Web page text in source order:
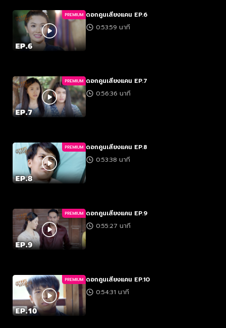
PREMIUM ดอกคูนเสียงแคน EP.6
0:53:59 นาที
PREMIUM ดอกคูนเสียงแคน EP.7
0:56:36 นาที
PREMIUM ดอกคูนเสียงแคน EP.8
0:53:38 นาที
PREMIUM ดอกคูนเสียงแคน EP.9
0:55:27 นาที
PREMIUM ดอกคูนเสียงแคน EP.10
0:54:31 นาที